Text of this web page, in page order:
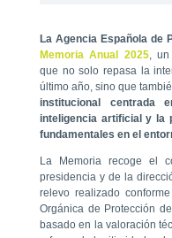
La Agencia Española de
Memoria Anual 2025, un
que no solo repasa la
último año, sino que
institucional centrada
inteligencia artificial y la
fundamentales en el
La Memoria recoge el
presidencia y de la
relevo realizado
Orgánica de Protección
basado en la valoración